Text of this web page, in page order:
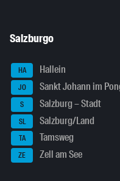
Salzburgo
HA Hallein
JO Sankt Johann im
S Salzburg – Stadt
SL Salzburg/Land
TA Tamsweg
ZE Zell am See